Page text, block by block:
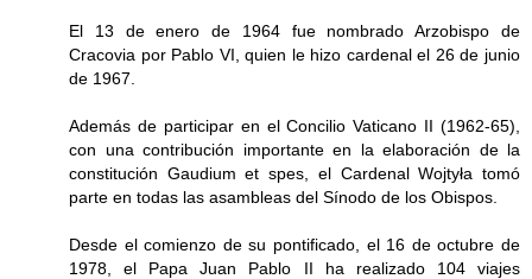
El 13 de enero de 1964 fue nombrado Arzobispo de
Cracovia por Pablo VI, quien le hizo cardenal el 26 de junio
de 1967.
Además de participar en el Concilio Vaticano II (1962-65),
con una contribución importante en la elaboración de la
constitución Gaudium et spes, el Cardenal Wojtyła tomó
parte en todas las asambleas del Sínodo de los Obispos.
Desde el comienzo de su pontificado, el 16 de octubre de
1978, el Papa Juan Pablo II ha realizado 104 viajes